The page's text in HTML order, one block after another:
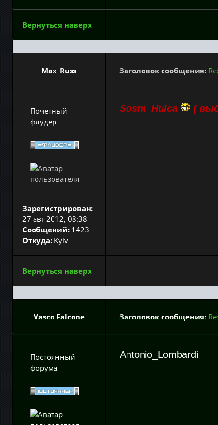
Вернуться наверх
Max_Russ Заголовок сообщения:
Почётный
флудер
Зарегистрирован:
27 авг 2012, 08:38
Сообщений: 1423
Откуда: Kyiv
Sosni_Huica (
Вернуться наверх
Vasco Falcone Заголовок сообщения:
Постоянный
форума
Antonio_Lombardi